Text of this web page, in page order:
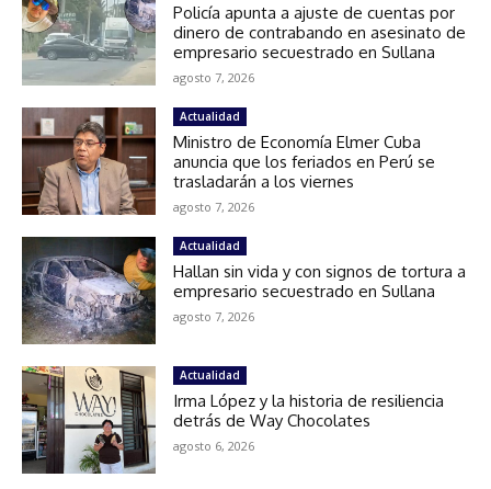
Policía apunta a ajuste de cuentas por
dinero de contrabando en asesinato de
empresario secuestrado en Sullana
agosto 7, 2026
Actualidad
Ministro de Economía Elmer Cuba
anuncia que los feriados en Perú se
trasladarán a los viernes
agosto 7, 2026
Actualidad
Hallan sin vida y con signos de tortura a
empresario secuestrado en Sullana
agosto 7, 2026
Actualidad
Irma López y la historia de resiliencia
detrás de Way Chocolates
agosto 6, 2026